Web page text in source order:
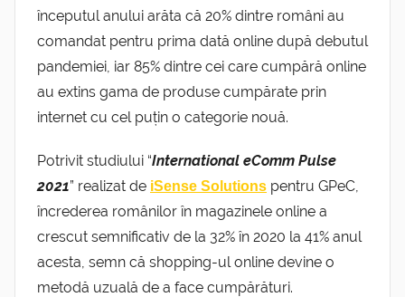
începutul anului arăta că 20% dintre români au
comandat pentru prima dată online după debutul
pandemiei, iar 85% dintre cei care cumpără online
au extins gama de produse cumpărate prin
internet cu cel puțin o categorie nouă.
Potrivit studiului “International eComm Pulse
2021” realizat de iSense Solutions pentru GPeC,
încrederea românilor în magazinele online a
crescut semnificativ de la 32% în 2020 la 41% anul
acesta, semn că shopping-ul online devine o
metodă uzuală de a face cumpărături.